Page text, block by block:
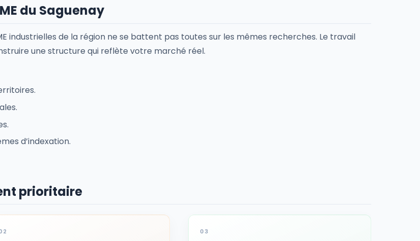
du Saguenay
industrielles de la région ne se battent pas toutes sur les mêmes recherches. Le travail
une structure qui reflète votre marché réel.
d’indexation.
prioritaire